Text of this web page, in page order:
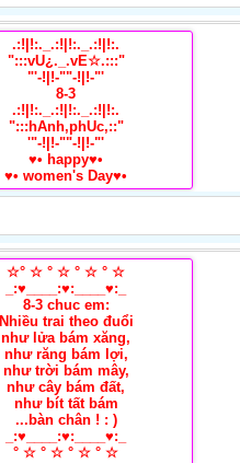
.:!|!:._.:!|!:._.:!|!:.
":::vU¿._.vE☆.:::"
"'-!|!-""-!|!-"'
8-3
.:!|!:._.:!|!:._.:!|!:.
":::hAnh,phUc,::"
'"-!|!-""-!|!-"'
♥• happy♥•
♥• women's Day♥•
☆° ☆ ° ☆ ° ☆ ° ☆
_:♥____:♥:____♥:_
8-3 chuc em:
Nhiều trai theo đuổi
như lửa bám xăng,
như răng bám lợi,
như trời bám mây,
như cây bám đất,
như bít tất bám
...bàn chân ! : )
_:♥____:♥:____♥:_
° ☆ ° ☆ ° ☆ ° ☆